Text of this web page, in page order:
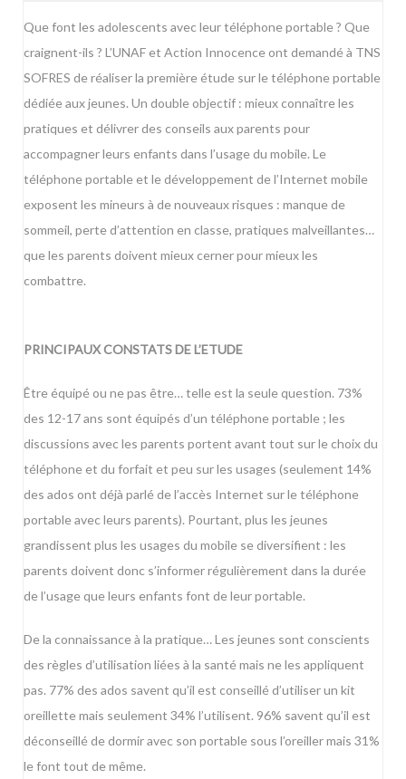
Que font les adolescents avec leur téléphone portable ? Que
craignent-ils ? L’UNAF et Action Innocence ont demandé à TNS
SOFRES de réaliser la première étude sur le téléphone portable
dédiée aux jeunes. Un double objectif : mieux connaître les
pratiques et délivrer des conseils aux parents pour
accompagner leurs enfants dans l’usage du mobile. Le
téléphone portable et le développement de l’Internet mobile
exposent les mineurs à de nouveaux risques : manque de
sommeil, perte d’attention en classe, pratiques malveillantes…
que les parents doivent mieux cerner pour mieux les
combattre.
PRINCIPAUX CONSTATS DE L’ETUDE
Être équipé ou ne pas être… telle est la seule question. 73%
des 12-17 ans sont équipés d’un téléphone portable ; les
discussions avec les parents portent avant tout sur le choix du
téléphone et du forfait et peu sur les usages (seulement 14%
des ados ont déjà parlé de l’accès Internet sur le téléphone
portable avec leurs parents). Pourtant, plus les jeunes
grandissent plus les usages du mobile se diversifient : les
parents doivent donc s’informer régulièrement dans la durée
de l’usage que leurs enfants font de leur portable.
De la connaissance à la pratique… Les jeunes sont conscients
des règles d’utilisation liées à la santé mais ne les appliquent
pas. 77% des ados savent qu’il est conseillé d’utiliser un kit
oreillette mais seulement 34% l’utilisent. 96% savent qu’il est
déconseillé de dormir avec son portable sous l’oreiller mais 31%
le font tout de même.